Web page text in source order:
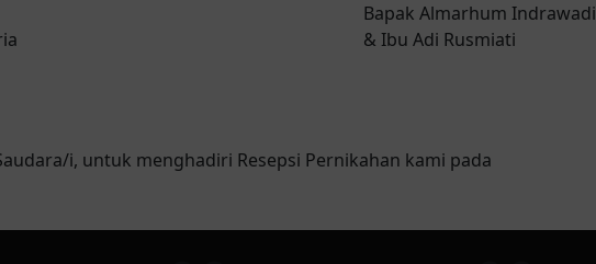
Bapak Almarhum Indrawadi
& Ibu Adi Rusmiati
i, untuk menghadiri Resepsi Pernikahan kami pada